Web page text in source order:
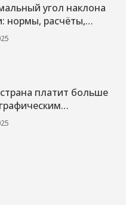
угол наклона
нормы, расчёты,
и реальные
платит больше
где искать